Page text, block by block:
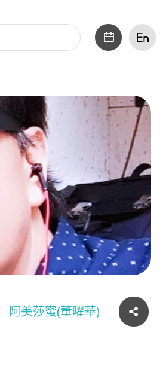
阿美莎蜜(董曜華)